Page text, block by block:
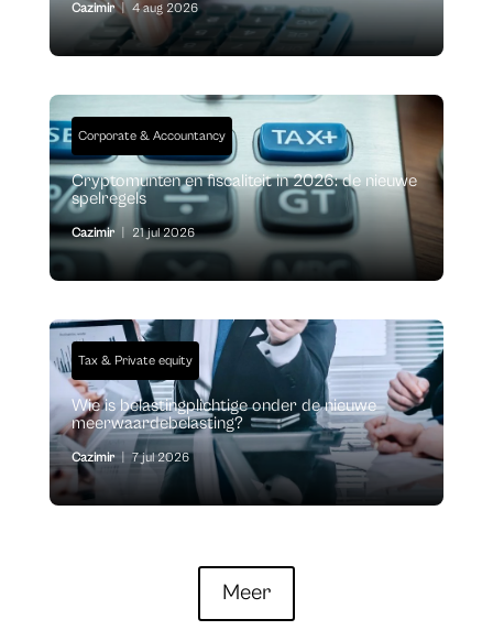
Cazimir | 4 aug 2026
Corporate & Accountancy
Cryptomunten en fiscaliteit in 2026: de nieuwe
spelregels
Cazimir 21 jul 2026
Tax & Private equity
Wie is belastingplichtige onder de nieuwe
meerwaardebelasting?
Cazimir 7 jul 2026
Meer